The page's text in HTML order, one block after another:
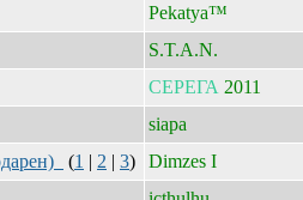
Pekatya™
S.T.A.N.
СЕРЕГА 2011
siapa
(1 | 2 | 3) Dimzes I